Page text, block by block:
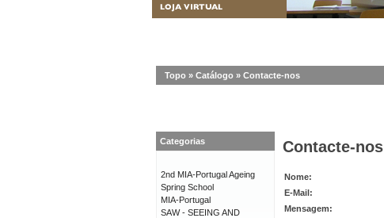
Topo » Catálogo » Contacte-nos
Contacte-nos
Nome:
E-Mail:
Mensagem:
Categorias
2nd MIA-Portugal Ageing
Spring School
MIA-Portugal
SAW - SEEING AND